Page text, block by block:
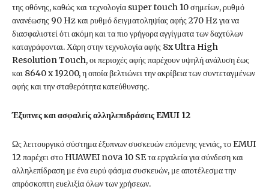
της οθόνης, καθώς και τεχνολογία super touch 10 σημείων, ρυθμό
ανανέωσης 90 Hz και ρυθμό δειγματοληψίας αφής 270 Hz για να
διασφαλιστεί ότι ακόμη και τα πιο γρήγορα αγγίγματα των δαχτύλων
καταγράφονται. Χάρη στην τεχνολογία αφής 8x Ultra High
Resolution Touch, οι περιοχές αφής παρέχουν υψηλή ανάλυση έως
και 8640 x 19200, η οποία βελτιώνει την ακρίβεια των συντεταγμένων
αφής και την σταθερότητα κατεύθυνσης.
Έξυπνες και ασφαλείς αλληλεπιδράσεις EMUI 12
Ως λειτουργικό σύστημα έξυπνων συσκευών επόμενης γενιάς, το EMUI
12 παρέχει στο HUAWEI nova 10 SE τα εργαλεία για σύνδεση και
αλληλεπίδραση με ένα ευρύ φάσμα συσκευών, με αποτέλεσμα την
απρόσκοπτη ευελιξία όλων των χρήσεων.